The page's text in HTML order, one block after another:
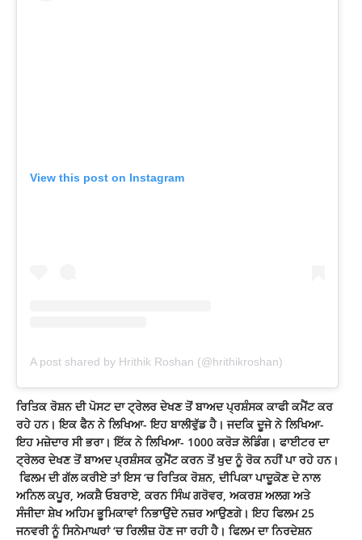
View this post on Instagram
A post shared by Hrithik Roshan (@hrithikroshan)
ਰਿਤਿਕ ਰੋਸ਼ਨ ਦੀ ਪੋਸਟ ਦਾ ਟ੍ਰੇਲਰ ਦੇਖਣ ਤੋਂ ਬਾਅਦ ਪ੍ਰਸ਼ੰਸਕ ਕਾਫੀ ਕਮੈਂਟ ਕਰ
ਰਹੇ ਹਨ। ਇਕ ਫੈਨ ਨੇ ਲਿਖਿਆ- ਇਹ ਬਾਲੀਵੁੱਡ ਹੈ। ਜਦਕਿ ਦੂਜੇ ਨੇ ਲਿਖਿਆ-
ਇਹ ਮਜ਼ੇਦਾਰ ਸੀ ਭਰਾ। ਇੱਕ ਨੇ ਲਿਖਿਆ- 1000 ਕਰੋੜ ਲੋਡਿੰਗ। ਫਾਈਟਰ ਦਾ
ਟ੍ਰੇਲਰ ਦੇਖਣ ਤੋਂ ਬਾਅਦ ਪ੍ਰਸ਼ੰਸਕ ਕੁਮੈਂਟ ਕਰਨ ਤੋਂ ਖੁਦ ਨੂੰ ਰੋਕ ਨਹੀਂ ਪਾ ਰਹੇ ਹਨ।
ਫਿਲਮ ਦੀ ਗੱਲ ਕਰੀਏ ਤਾਂ ਇਸ ‘ਚ ਰਿਤਿਕ ਰੋਸ਼ਨ, ਦੀਪਿਕਾ ਪਾਦੂਕੋਣ ਦੇ ਨਾਲ
ਅਨਿਲ ਕਪੂਰ, ਅਕਸ਼ੈ ਓਬਰਾਏ, ਕਰਨ ਸਿੰਘ ਗਰੋਵਰ, ਅਕਰਸ਼ ਅਲਗ ਅਤੇ
ਸੰਜੀਦਾ ਸ਼ੇਖ ਅਹਿਮ ਭੂਮਿਕਾਵਾਂ ਨਿਭਾਉਂਦੇ ਨਜ਼ਰ ਆਉਣਗੇ। ਇਹ ਫਿਲਮ 25
ਜਨਵਰੀ ਨੂੰ ਸਿਨੇਮਾਘਰਾਂ ‘ਚ ਰਿਲੀਜ਼ ਹੋਣ ਜਾ ਰਹੀ ਹੈ। ਫਿਲਮ ਦਾ ਨਿਰਦੇਸ਼ਨ